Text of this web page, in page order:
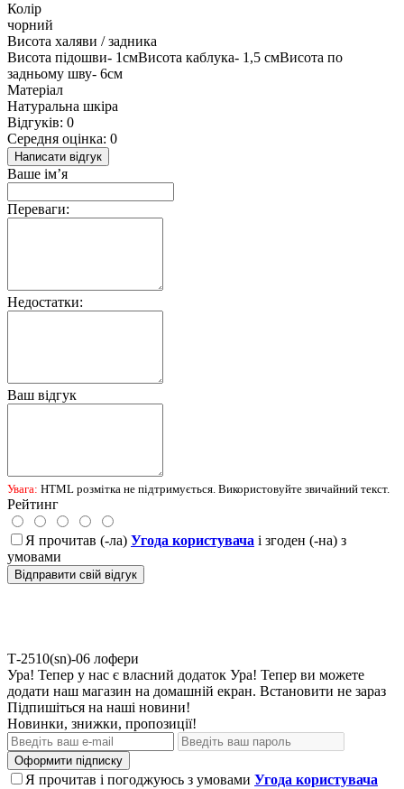
Колір
чорний
Висота халяви / задника
Висота підошви- 1смВисота каблука- 1,5 смВисота по
задньому шву- 6см
Матеріал
Натуральна шкіра
Відгуків: 0
Середня оцінка: 0
Написати відгук
Ваше ім’я
Переваги:
Недостатки:
Ваш відгук
Увага: HTML розмітка не підтримується. Використовуйте звичайний текст.
Рейтинг
Я прочитав (-ла) Угода користувача і згоден (-на) з
умовами
Відправити свій відгук
Т-2510(sn)-06 лофери
Ура! Тепер у нас є власний додаток Ура! Тепер ви можете
додати наш магазин на домашній екран. Встановити не зараз
Підпишіться на наші новини!
Новинки, знижки, пропозиції!
Оформити підписку
Я прочитав і погоджуюсь з умовами Угода користувача